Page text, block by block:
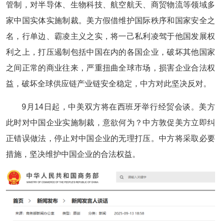
管制，对半导体、生物科技、航空航天、商贸物流等领域多
家中国实体实施制裁。美方假借维护国际秩序和国家安全之
名，行单边、霸凌主义之实，将一己私利凌驾于他国发展权
利之上，打压遏制包括中国在内的各国企业，破坏其他国家
之间正常的商业往来，严重扭曲全球市场，损害企业合法权
益，破坏全球供应链产业链安全稳定，中方对此坚决反对。
9月14日起，中美双方将在西班牙举行经贸会谈。美方
此时对中国企业实施制裁，意欲何为？中方敦促美方立即纠
正错误做法，停止对中国企业的无理打压。中方将采取必要
措施，坚决维护中国企业的合法权益。